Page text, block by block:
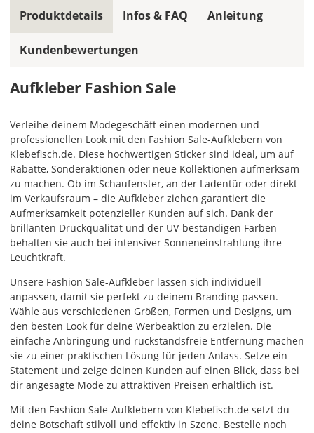
Aufklebers
fest!
Aufklebern
die
Farben
frei
kombinieren.
Wählst
Du
in
allen
Farbfeldern
die
gleiche
Farbe,
wird
ein
mehrfarbiger
Aufkleber
einfarbig.
Mit
einem
Klick
Produktdetails
Aufkleber Fashion Sale
Verleihe deinem Modegeschäft einen modernen und
professionellen Look mit den Fashion Sale-Aufklebern von
Klebefisch.de. Diese hochwertigen Sticker sind ideal, um auf
Rabatte, Sonderaktionen oder neue Kollektionen aufmerksam
zu machen. Ob im Schaufenster, an der Ladentür oder direkt
im Verkaufsraum – die Aufkleber ziehen garantiert die
Aufmerksamkeit potenzieller Kunden auf sich. Dank der
brillanten Druckqualität und der UV-beständigen Farben
behalten sie auch bei intensiver Sonneneinstrahlung ihre
Leuchtkraft.
Unsere Fashion Sale-Aufkleber lassen sich individuell
anpassen, damit sie perfekt zu deinem Branding passen.
Wähle aus verschiedenen Größen, Formen und Designs, um
den besten Look für deine Werbeaktion zu erzielen. Die
einfache Anbringung und rückstandsfreie Entfernung machen
sie zu einer praktischen Lösung für jeden Anlass. Setze ein
Statement und zeige deinen Kunden auf einen Blick, dass bei
dir angesagte Mode zu attraktiven Preisen erhältlich ist.
Mit den Fashion Sale-Aufklebern von Klebefisch.de setzt du
deine Botschaft stilvoll und effektiv in Szene. Bestelle noch
Infos & FAQ Anleitung
Kundenbewertungen